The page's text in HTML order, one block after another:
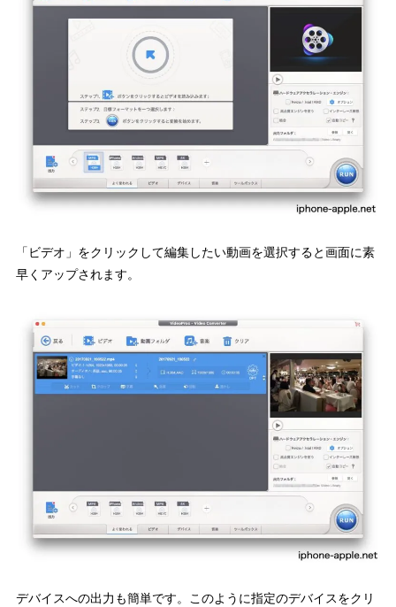
「ビデオ」をクリックして編集したい動画を選択すると画面に素
早くアップされます。
デバイスへの出力も簡単です。このように指定のデバイスをクリ